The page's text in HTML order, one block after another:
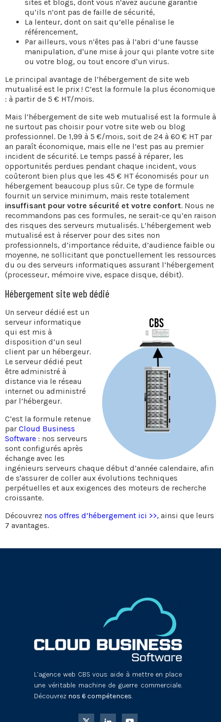
sites et blogs, dont vous n’avez aucune garantie
qu’ils n’ont pas de faille de sécurité,
La lenteur, dont on sait qu’elle pénalise le
référencement,
Par ailleurs, vous n’êtes pas à l’abri d’une fausse
manipulation, d'une mise à jour qui plante votre site
ou votre blog, ou tout encore d'un virus.
Le principal avantage de l’hébergement de site web
mutualisé est le prix ! C’est la formule la plus économique
: à partir de 5 € HT/mois.
Mais l’hébergement de site web mutualisé est la formule à
ne surtout pas choisir pour votre site web ou blog
professionnel. De 1,99 à 5 €/mois, soit de 24 à 60 € HT par
an paraît économique, mais elle ne l’est pas au premier
incident de sécurité. Le temps passé à réparer, les
opportunités perdues pendant chaque incident, vous
coûteront bien plus que les 45 € HT économisés pour un
hébergement beaucoup plus sûr. Ce type de formule
fournit un service minimum, mais reste totalement
insuffisant pour votre sécurité et votre confort. Nous ne
recommandons pas ces formules, ne serait-ce qu’en raison
des risques des serveurs mutualisés. L’hébergement web
mutualisé est à réserver pour des sites non
professionnels, d’importance réduite, d’audience faible ou
moyenne, ne sollicitant que ponctuellement les ressources
du ou des serveurs informatiques assurant l’hébergement
(processeur, mémoire vive, espace disque, débit).
Hébergement site web dédié
Un serveur dédié est un
serveur informatique
qui est mis à
disposition d’un seul
client par un hébergeur.
Le serveur dédié peut
être administré à
distance via le réseau
internet ou administré
par l’hébergeur.
C’est la formule retenue
par Cloud Business
Software : nos serveurs
sont configurés après
échange avec les
ingénieurs serveurs chaque début d’année calendaire, afin
de s'assurer de coller aux évolutions techniques
perpétuelles et aux exigences des moteurs de recherche
croissante.
Découvrez nos offres d’hébergement ici >>, ainsi que leurs
7 avantages.
L’agence web CBS vous aide à mettre en place
une véritable machine de guerre commerciale.
Découvrez nos 6 compétences.